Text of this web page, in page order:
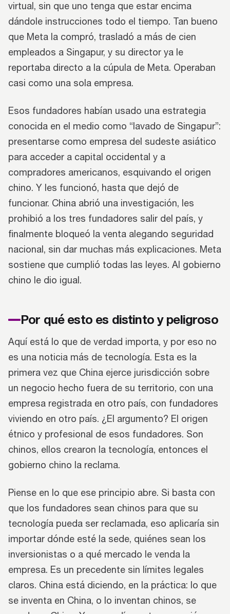
virtual, sin que uno tenga que estar encima
dándole instrucciones todo el tiempo. Tan bueno
que Meta la compró, trasladó a más de cien
empleados a Singapur, y su director ya le
reportaba directo a la cúpula de Meta. Operaban
casi como una sola empresa.
Esos fundadores habían usado una estrategia
conocida en el medio como “lavado de Singapur”:
presentarse como empresa del sudeste asiático
para acceder a capital occidental y a
compradores americanos, esquivando el origen
chino. Y les funcionó, hasta que dejó de
funcionar. China abrió una investigación, les
prohibió a los tres fundadores salir del país, y
finalmente bloqueó la venta alegando seguridad
nacional, sin dar muchas más explicaciones. Meta
sostiene que cumplió todas las leyes. Al gobierno
chino le dio igual.
Por qué esto es distinto y peligroso
Aquí está lo que de verdad importa, y por eso no
es una noticia más de tecnología. Esta es la
primera vez que China ejerce jurisdicción sobre
un negocio hecho fuera de su territorio, con una
empresa registrada en otro país, con fundadores
viviendo en otro país. ¿El argumento? El origen
étnico y profesional de esos fundadores. Son
chinos, ellos crearon la tecnología, entonces el
gobierno chino la reclama.
Piense en lo que ese principio abre. Si basta con
que los fundadores sean chinos para que su
tecnología pueda ser reclamada, eso aplicaría sin
importar dónde esté la sede, quiénes sean los
inversionistas o a qué mercado le venda la
empresa. Es un precedente sin límites legales
claros. China está diciendo, en la práctica: lo que
se inventa en China, o lo inventan chinos, se